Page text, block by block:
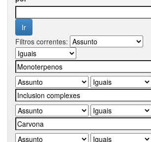
Filtros correntes: